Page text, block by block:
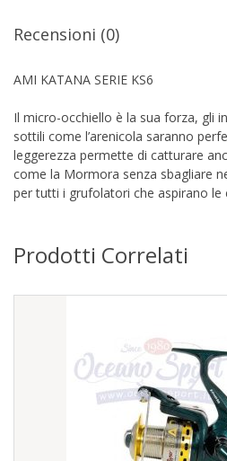
Recensioni (0)
AMI KATANA SERIE KS6
Il micro-occhiello è la sua forza, gli
sottili come l’arenicola saranno
leggerezza permette di catturare
come la Mormora senza sbagliare
per tutti i grufolatori che aspirano le
Prodotti Correlati